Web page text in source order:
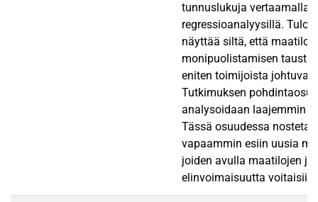
tunnuslukuja vertaamalla
regressioanalyysillä.
näyttää siltä, että
monipuolistamisen
eniten toimijoista johtuvat
Tutkimuksen
analysoidaan laajemmin
Tässä osuudessa
vapaammin esiin uusia
joiden avulla maatilojen ja
elinvoimaisuutta voitaisiin